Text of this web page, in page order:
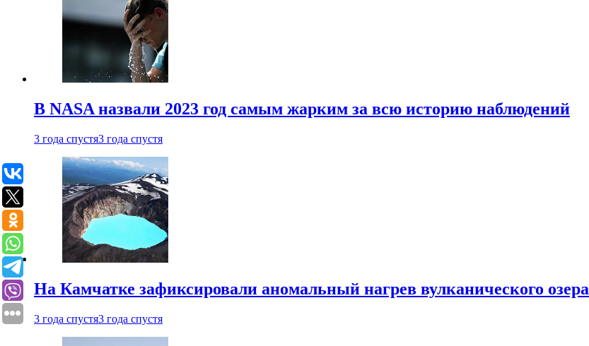
В NASA назвали 2023 год самым жарким за всю историю наблюдений
3 года спустя3 года спустя
На Камчатке зафиксировали аномальный нагрев вулканического озера
3 года спустя3 года спустя